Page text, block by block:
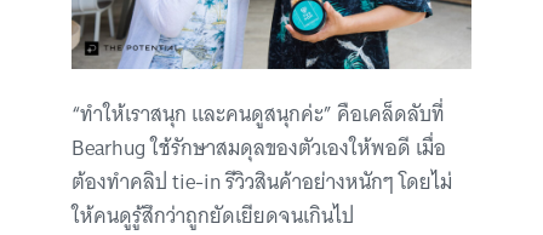
“ทำให้เราสนุก และคนดูสนุกค่ะ” คือเคล็ดลับที่
Bearhug ใช้รักษาสมดุลของตัวเองให้พอดี เมื่อ
ต้องทำคลิป tie-in รีวิวสินค้าอย่างหนักๆ โดยไม่
ให้คนดูรู้สึกว่าถูกยัดเยียดจนเกินไป